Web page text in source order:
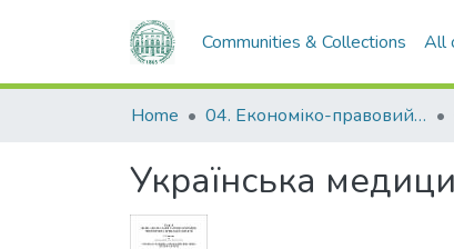
Communities & Collections All
Home 04. Економіко-правовий факультет
Українська